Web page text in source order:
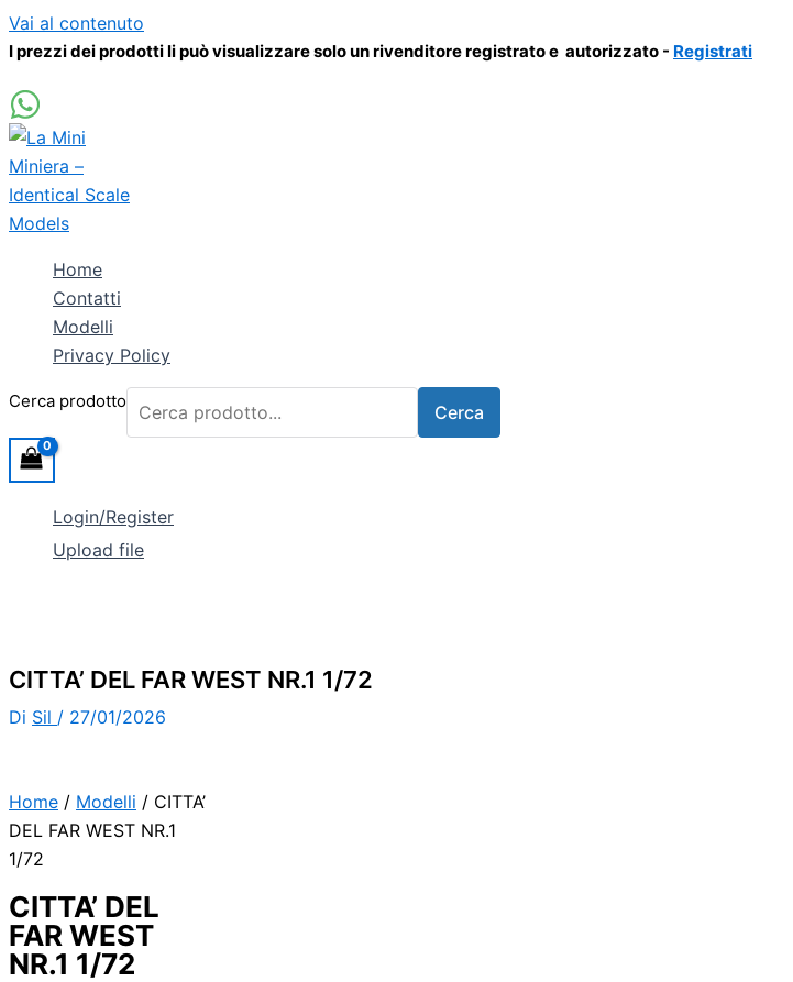
Vai al contenuto
I prezzi dei prodotti li può visualizzare solo un rivenditore registrato e autorizzato - Registrati
Home
Contatti
Modelli
Privacy Policy
Cerca prodotto
Cerca
Login/Register
Upload file
CITTA’ DEL FAR WEST NR.1 1/72
Di Sil / 27/01/2026
Home / Modelli / CITTA’
DEL FAR WEST NR.1
1/72
CITTA’ DEL
FAR WEST
NR.1 1/72